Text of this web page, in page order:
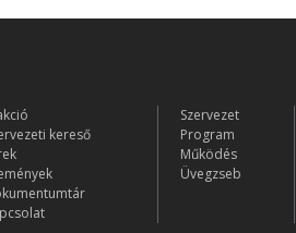
kereső
Szervezet
Program
Működés
Üvegzseb